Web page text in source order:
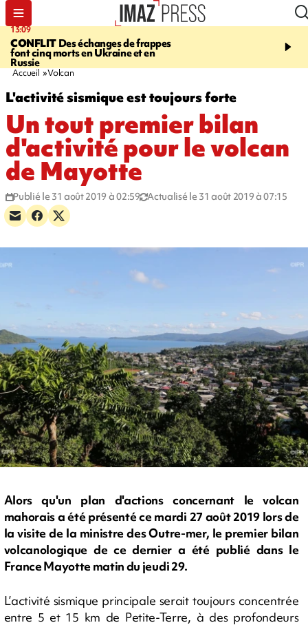
13:09
CONFLIT Des échanges de frappes
font cinq morts en Ukraine et en
Russie
17:14
Quatre
européennes pour les
Accueil Volcan
L'activité sismique est toujours forte
Un tout premier bilan
d'activité pour le volcan
de Mayotte
Publié le 31 août 2019 à 02:59 Actualisé le 31 août 2019 à 07:15
Alors qu'un plan d'actions concernant le volcan
mahorais a été présenté ce mardi 27 août 2019 lors de
la visite de la ministre des Outre-mer, le premier bilan
volcanologique de ce dernier a été publié dans le
France Mayotte matin du jeudi 29.
L’activité sismique principale serait toujours concentrée
entre 5 et 15 km de Petite-Terre, à des profondeurs